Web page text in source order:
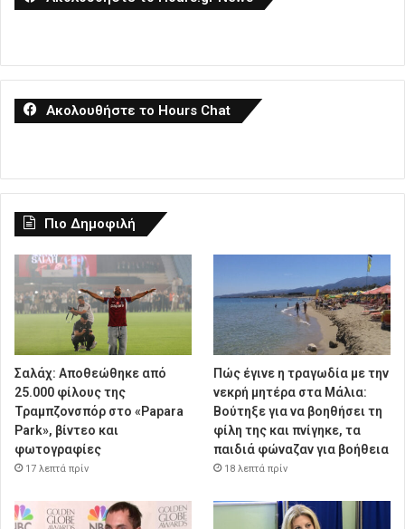
Ακολουθήστε το Hours Chat
Πιο Δημοφιλή
Σαλάχ: Αποθεώθηκε από
25.000 φίλους της
Τραμπζονσπόρ στο «Papara
Park», βίντεο και
φωτογραφίες
17 λεπτά πρίν
Πώς έγινε η τραγωδία με την
νεκρή μητέρα στα Μάλια:
Βούτηξε για να βοηθήσει τη
φίλη της και πνίγηκε, τα
παιδιά φώναζαν για βοήθεια
18 λεπτά πρίν